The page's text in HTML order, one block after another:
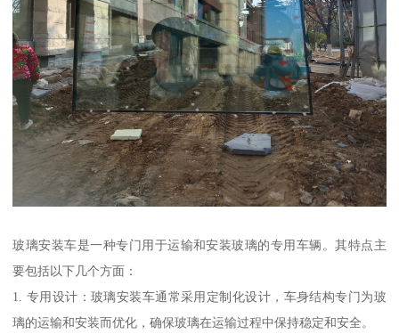
玻璃安装车是一种专门用于运输和安装玻璃的专用车辆。其特点主
要包括以下几个方面：
1. 专用设计：玻璃安装车通常采用定制化设计，车身结构专门为玻
璃的运输和安装而优化，确保玻璃在运输过程中保持稳定和安全。